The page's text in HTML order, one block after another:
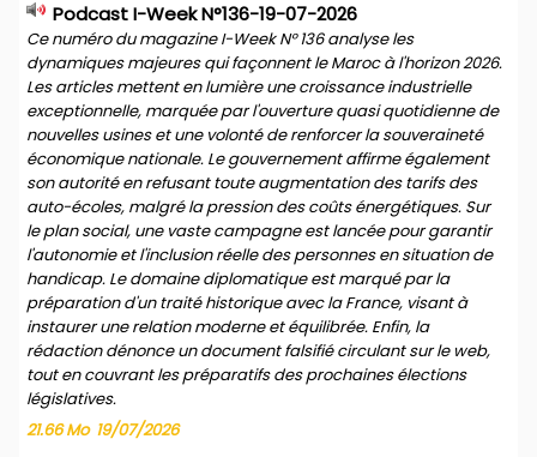
Podcast I-Week N°136-19-07-2026
Ce numéro du magazine I-Week N° 136 analyse les
dynamiques majeures qui façonnent le Maroc à l'horizon 2026.
Les articles mettent en lumière une croissance industrielle
exceptionnelle, marquée par l'ouverture quasi quotidienne de
nouvelles usines et une volonté de renforcer la souveraineté
économique nationale. Le gouvernement affirme également
son autorité en refusant toute augmentation des tarifs des
auto-écoles, malgré la pression des coûts énergétiques. Sur
le plan social, une vaste campagne est lancée pour garantir
l'autonomie et l'inclusion réelle des personnes en situation de
handicap. Le domaine diplomatique est marqué par la
préparation d'un traité historique avec la France, visant à
instaurer une relation moderne et équilibrée. Enfin, la
rédaction dénonce un document falsifié circulant sur le web,
tout en couvrant les préparatifs des prochaines élections
législatives.
21.66 Mo 19/07/2026